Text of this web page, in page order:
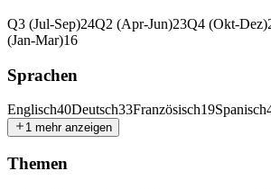
Q3 (Jul-Sep)24Q2 (Apr-Jun)23Q4 (Okt-Dez)
(Jan-Mar)16
Sprachen
Englisch40Deutsch33Französisch19Spanisch
1 mehr anzeigen
Themen